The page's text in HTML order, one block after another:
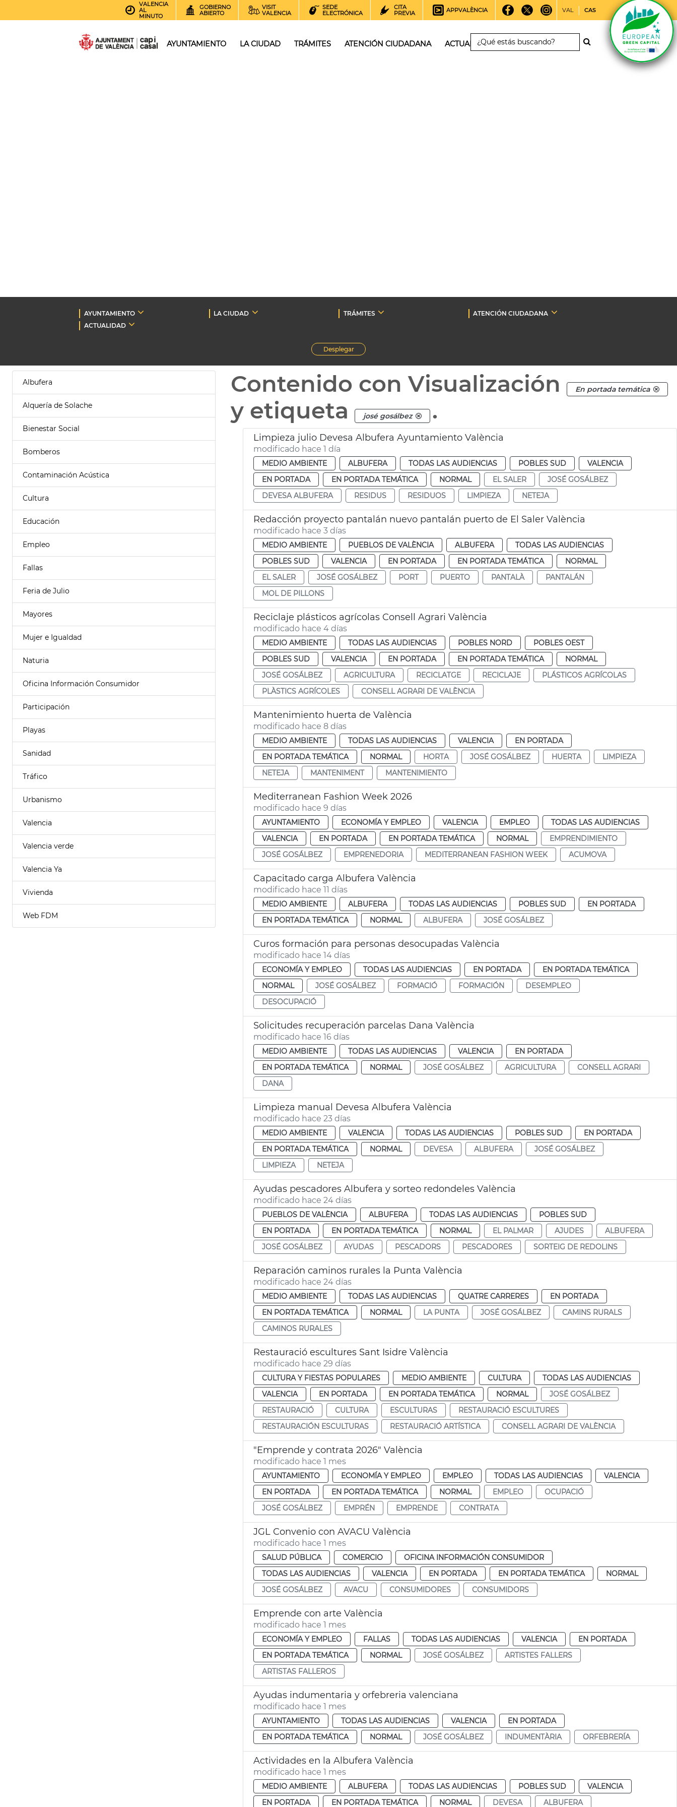
VALENCIA
AL
MINUTO
GOBIERNO
ABIERTO
VISIT
VALENCIA
SEDE
ELECTRÓNICA
CITA
PREVIA
APPVALÈNCIA VAL CAS
AYUNTAMIENTO LA CIUDAD TRÁMITES ATENCIÓN CIUDADANA ACTUALIDAD
AYUNTAMIENTO LA CIUDAD TRÁMITES
ATENCIÓN CIUDADANA
ACTUALIDAD
Desplegar
Albufera
Alquería de Solache
Bienestar Social
Bomberos
Contaminación Acústica
Cultura
Educación
Empleo
Fallas
Feria de Julio
Mayores
Mujer e Igualdad
Naturia
Oficina Información Consumidor
Participación
Playas
Sanidad
Tráfico
Urbanismo
Valencia
Valencia verde
Valencia Ya
Vivienda
Web FDM
Contenido con Visualización En portada temática
y etiqueta josé gosálbez .
Limpieza julio Devesa Albufera Ayuntamiento València
modificado hace 1 día
MEDIO AMBIENTE ALBUFERA TODAS LAS AUDIENCIAS POBLES SUD
VALENCIA
EN PORTADA
EN PORTADA TEMÁTICA NORMAL EL SALER
JOSÉ GOSÁLBEZ
DEVESA ALBUFERA
RESIDUS RESIDUOS LIMPIEZA NETEJA
Redacción proyecto pantalán nuevo pantalán puerto de El Saler València
modificado hace 3 días
MEDIO AMBIENTE PUEBLOS DE VALÈNCIA ALBUFERA
TODAS LAS AUDIENCIAS
POBLES SUD
VALENCIA EN PORTADA EN PORTADA TEMÁTICA
NORMAL
EL SALER
JOSÉ GOSÁLBEZ PORT PUERTO PANTALÀ
PANTALÁN
MOL DE PILLONS
Reciclaje plásticos agrícolas Consell Agrari València
modificado hace 4 días
MEDIO AMBIENTE TODAS LAS AUDIENCIAS POBLES NORD
POBLES OEST
POBLES SUD
VALENCIA EN PORTADA EN PORTADA TEMÁTICA
NORMAL
JOSÉ GOSÁLBEZ
AGRICULTURA RECICLATGE RECICLAJE
PLÁSTICOS AGRÍCOLAS
PLÀSTICS AGRÍCOLES
CONSELL AGRARI DE VALÈNCIA
Mantenimiento huerta de València
modificado hace 8 días
MEDIO AMBIENTE TODAS LAS AUDIENCIAS VALENCIA
EN PORTADA
EN PORTADA TEMÁTICA
NORMAL HORTA JOSÉ GOSÁLBEZ HUERTA
LIMPIEZA
NETEJA
MANTENIMENT MANTENIMIENTO
Mediterranean Fashion Week 2026
modificado hace 9 días
AYUNTAMIENTO ECONOMÍA Y EMPLEO VALENCIA EMPLEO
TODAS LAS AUDIENCIAS
VALENCIA
EN PORTADA EN PORTADA TEMÁTICA NORMAL
EMPRENDIMIENTO
JOSÉ GOSÁLBEZ
EMPRENEDORIA MEDITERRANEAN FASHION WEEK ACUMOVA
Capacitado carga Albufera València
modificado hace 11 días
MEDIO AMBIENTE ALBUFERA TODAS LAS AUDIENCIAS POBLES SUD
EN PORTADA
EN PORTADA TEMÁTICA
NORMAL ALBUFERA JOSÉ GOSÁLBEZ
Curos formación para personas desocupadas València
modificado hace 14 días
ECONOMÍA Y EMPLEO TODAS LAS AUDIENCIAS EN PORTADA
EN PORTADA TEMÁTICA
NORMAL
JOSÉ GOSÁLBEZ FORMACIÓ FORMACIÓN
DESEMPLEO
DESOCUPACIÓ
Solicitudes recuperación parcelas Dana València
modificado hace 16 días
MEDIO AMBIENTE TODAS LAS AUDIENCIAS VALENCIA
EN PORTADA
EN PORTADA TEMÁTICA
NORMAL JOSÉ GOSÁLBEZ AGRICULTURA
CONSELL AGRARI
DANA
Limpieza manual Devesa Albufera València
modificado hace 23 días
MEDIO AMBIENTE VALENCIA TODAS LAS AUDIENCIAS POBLES SUD
EN PORTADA
EN PORTADA TEMÁTICA
NORMAL DEVESA ALBUFERA
JOSÉ GOSÁLBEZ
LIMPIEZA
NETEJA
Ayudas pescadores Albufera y sorteo redondeles València
modificado hace 24 días
PUEBLOS DE VALÈNCIA ALBUFERA TODAS LAS AUDIENCIAS
POBLES SUD
EN PORTADA
EN PORTADA TEMÁTICA NORMAL EL PALMAR AJUDES
ALBUFERA
JOSÉ GOSÁLBEZ
AYUDAS PESCADORS PESCADORES SORTEIG DE REDOLINS
Reparación caminos rurales la Punta València
modificado hace 24 días
MEDIO AMBIENTE TODAS LAS AUDIENCIAS QUATRE CARRERES
EN PORTADA
EN PORTADA TEMÁTICA
NORMAL LA PUNTA JOSÉ GOSÁLBEZ
CAMINS RURALS
CAMINOS RURALES
Restauració escultures Sant Isidre València
modificado hace 29 días
CULTURA Y FIESTAS POPULARES MEDIO AMBIENTE CULTURA
TODAS LAS AUDIENCIAS
VALENCIA
EN PORTADA EN PORTADA TEMÁTICA NORMAL
JOSÉ GOSÁLBEZ
RESTAURACIÓ
CULTURA ESCULTURAS
RESTAURACIÓ ESCULTURES
RESTAURACIÓN ESCULTURAS
RESTAURACIÓ ARTÍSTICA CONSELL AGRARI DE VALÈNCIA
"Emprende y contrata 2026" València
modificado hace 1 mes
AYUNTAMIENTO ECONOMÍA Y EMPLEO EMPLEO TODAS LAS AUDIENCIAS
VALENCIA
EN PORTADA
EN PORTADA TEMÁTICA NORMAL EMPLEO
OCUPACIÓ
JOSÉ GOSÁLBEZ
EMPRÉN EMPRENDE CONTRATA
JGL Convenio con AVACU València
modificado hace 1 mes
SALUD PÚBLICA COMERCIO
OFICINA INFORMACIÓN CONSUMIDOR
TODAS LAS AUDIENCIAS
VALENCIA EN PORTADA EN PORTADA TEMÁTICA
NORMAL
JOSÉ GOSÁLBEZ
AVACU CONSUMIDORES CONSUMIDORS
Emprende con arte València
modificado hace 1 mes
ECONOMÍA Y EMPLEO FALLAS TODAS LAS AUDIENCIAS VALENCIA
EN PORTADA
EN PORTADA TEMÁTICA
NORMAL JOSÉ GOSÁLBEZ
ARTISTES FALLERS
ARTISTAS FALLEROS
Ayudas indumentaria y orfebreria valenciana
modificado hace 1 mes
AYUNTAMIENTO TODAS LAS AUDIENCIAS VALENCIA
EN PORTADA
EN PORTADA TEMÁTICA
NORMAL JOSÉ GOSÁLBEZ INDUMENTÀRIA ORFEBRERÍA
Actividades en la Albufera València
modificado hace 1 mes
MEDIO AMBIENTE ALBUFERA TODAS LAS AUDIENCIAS POBLES SUD
VALENCIA
EN PORTADA
EN PORTADA TEMÁTICA NORMAL DEVESA ALBUFERA